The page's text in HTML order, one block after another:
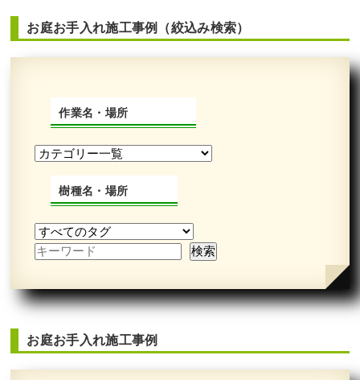
お庭お手入れ施工事例（絞込み検索）
作業名・場所
樹種名・場所
お庭お手入れ施工事例